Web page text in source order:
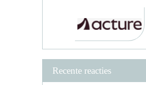
Recente reacties